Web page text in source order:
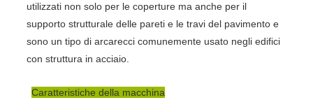
utilizzati non solo per le coperture ma anche per il
supporto strutturale delle pareti e le travi del pavimento e
sono un tipo di arcarecci comunemente usato negli edifici
con struttura in acciaio.
Caratteristiche della macchina